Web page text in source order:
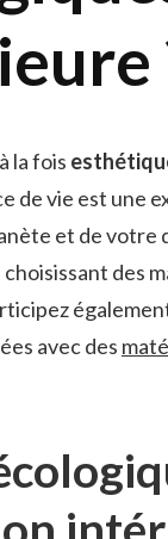
la fois
de vie est une
et de
des
avec des